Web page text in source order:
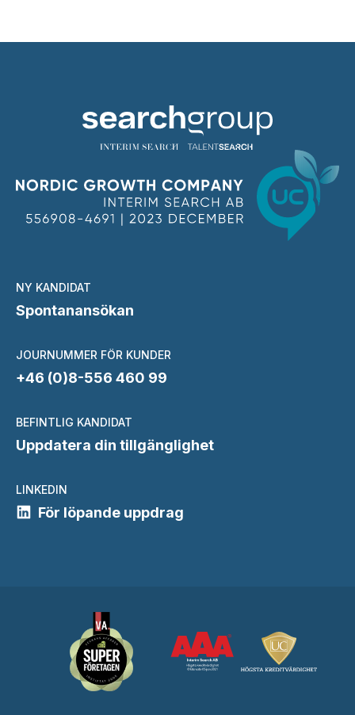
NY KANDIDAT
Spontanansökan
JOURNUMMER FÖR KUNDER
+46 (0)8-556 460 99
BEFINTLIG KANDIDAT
Uppdatera din tillgänglighet
LINKEDIN
För löpande uppdrag